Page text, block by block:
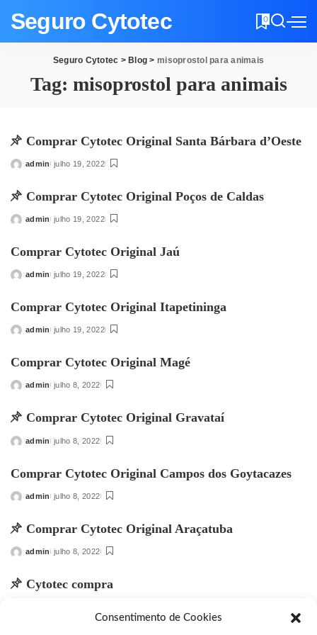
Consentimento de Cookies
Seguro Cytotec 0
Seguro Cytotec > Blog > misoprostol para animais
Tag: misoprostol para animais
Comprar Cytotec Original Santa Bárbara d’Oeste
Posted
admin julho 19, 2022
Comprar Cytotec Original Poços de Caldas
Posted
admin julho 19, 2022
Comprar Cytotec Original Jaú
Posted
admin julho 19, 2022
Comprar Cytotec Original Itapetininga
Posted
admin julho 19, 2022
Comprar Cytotec Original Magé
Posted
admin julho 8, 2022
Comprar Cytotec Original Gravataí
Posted
admin julho 8, 2022
Comprar Cytotec Original Campos dos Goytacazes
Posted
admin julho 8, 2022
Comprar Cytotec Original Araçatuba
Posted
admin julho 8, 2022
Cytotec compra